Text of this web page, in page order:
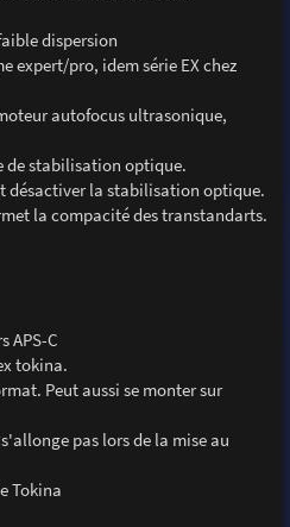
dispersion
expert/pro, idem série EX chez
autofocus ultrasonique,
de stabilisation optique.
désactiver la stabilisation optique.
la compacité des transtandarts.
APS-C
tokina.
Peut aussi se monter sur
pas lors de la mise au
Tokina